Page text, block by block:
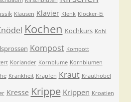
Klausen Klavier Klenk Klocker-Ei
Kochen Kochkurs Kohl
Kompost Kompott
Koriander Kornblume Kornblumen
Krankheit Krapfen Kraut Krauthobel
Kresse Krippe Krippen Kroatien